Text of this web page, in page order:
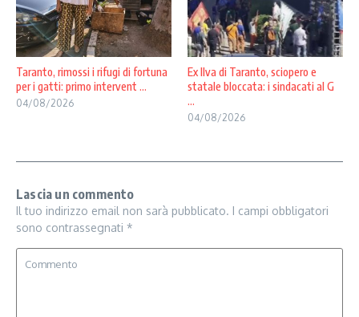
Taranto, rimossi i rifugi di fortuna
per i gatti: primo intervent ...
04/08/2026
Ex Ilva di Taranto, sciopero e
statale bloccata: i sindacati al G
...
04/08/2026
Lascia un commento
Il tuo indirizzo email non sarà pubblicato. I campi obbligatori
sono contrassegnati *